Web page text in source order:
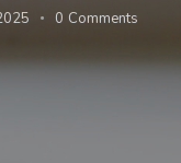
0 Comments